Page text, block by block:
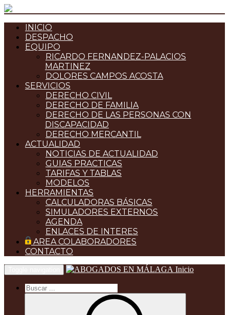
INICIO
DESPACHO
EQUIPO
RICARDO FERNANDEZ-PALACIOS
MARTINEZ
DOLORES CAMPOS ACOSTA
SERVICIOS
DERECHO CIVIL
DERECHO DE FAMILIA
DERECHO DE LAS PERSONAS CON
DISCAPACIDAD
DERECHO MERCANTIL
ACTUALIDAD
NOTICIAS DE ACTUALIDAD
GUIAS PRACTICAS
TARIFAS Y TABLAS
MODELOS
HERRAMIENTAS
CALCULADORAS BÁSICAS
SIMULADORES EXTERNOS
AGENDA
ENLACES DE INTERES
AREA COLABORADORES
CONTACTO
Inicio